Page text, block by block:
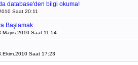
database'den bilgi okuma!
Saat 20:11
Başlamak
Saat 11:54
Saat 17:23